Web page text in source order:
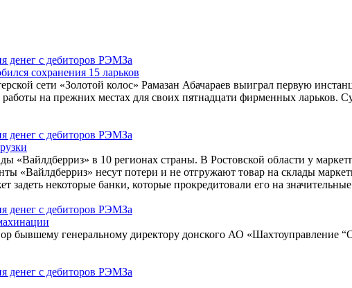
сохранения 15 ларьков
сети «Золотой колос» Рамазан Абачараев выиграл первую
на прежних местах для своих пятнадцати фирменных ларьков.
«Вайлдберриз» в 10 регионах страны. В Ростовской области у
«Вайлдберриз» несут потери и не отгружают товар на склады
задеть некоторые банки, которые прокредитовали его на
генеральному директору донского АО «Шахтоуправление